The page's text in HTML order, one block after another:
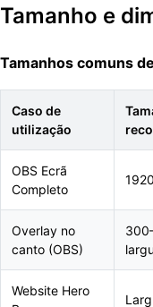
Tamanho e
Tamanhos comuns
Caso de
utilização
OBS Ecrã
Completo
Overlay no
canto (OBS)
Website Hero